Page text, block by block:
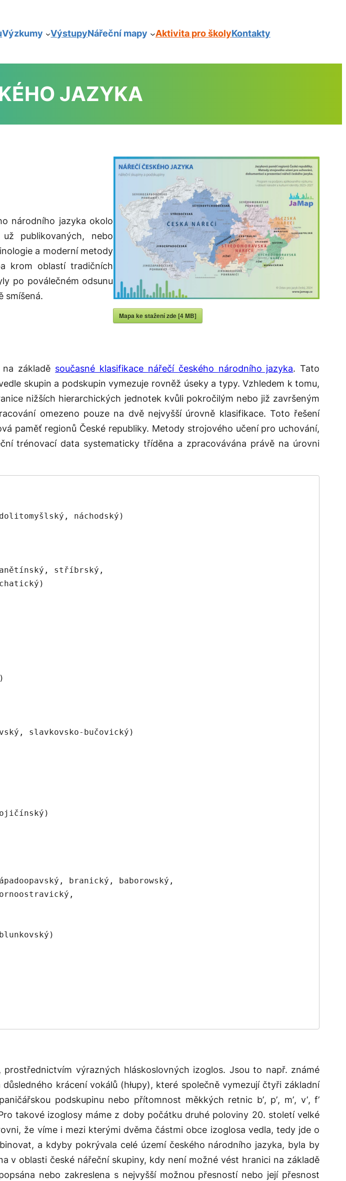
Výzkumy VýstupyNářeční mapy Aktivita pro školyKontakty
JAZYKA
národního jazyka okolo
publikovaných, nebo
a moderní metody
krom oblastí tradičních
po poválečném odsunu
smíšená.
Mapa ke stažení zde [4 MB]
základě současné klasifikace nářečí českého národního jazyka. Tato
skupin a podskupin vymezuje rovněž úseky a typy. Vzhledem k tomu,
nižších hierarchických jednotek kvůli pokročilým nebo již završeným
omezeno pouze na dvě nejvyšší úrovně klasifikace. Toto řešení
paměť regionů České republiky. Metody strojového učení pro uchování,
trénovací data systematicky tříděna a zpracovávána právě na úrovni
výrazných hláskoslovných izoglos. Jsou to např. známé
důsledného krácení vokálů (hłupy), které společně vymezují čtyři základní
podskupinu nebo přítomnost měkkých retnic b’, p’, m’, v’,f’
takové izoglosy máme z doby počátku druhé poloviny 20. století velké
že víme i mezi kterými dvěma částmi obce izoglosa vedla, tedy jde o
a kdyby pokrývala celé území českého národního jazyka, byla by
v oblasti české nářeční skupiny, kdy není možné vést hranici na základě
nebo zakreslena s nejvyšší možnou přesností nebo její přesnost